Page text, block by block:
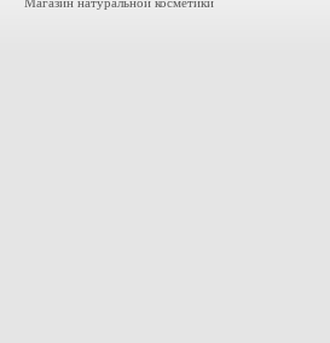
Магазин натуральной косметики